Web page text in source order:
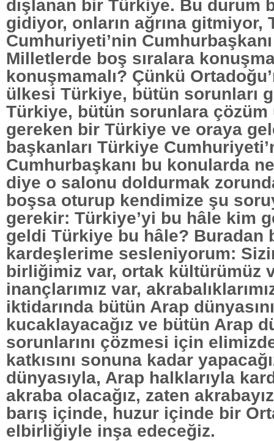
dışlanan bir Türkiye. Bu durum
gidiyor, onların ağrına gitmiyor,
Cumhuriyeti’nin
Milletlerde boş sıralara
konuşmamalı? Çünkü
ülkesi Türkiye, bütün sorunları
Türkiye, bütün sorunlara çözüm
gereken bir Türkiye ve oraya
başkanları Türkiye
Cumhurbaşkanı bu konularda
diye o salonu doldurmak
boşsa oturup kendimize şu
gerekir: Türkiye’yi bu hâle kim
geldi Türkiye bu hâle? Buradan
kardeşlerime sesleniyorum:
birliğimiz var, ortak kültürümüz
inançlarımız var,
iktidarında bütün Arap dünyasını
kucaklayacağız ve bütün Arap
sorunlarını çözmesi için
katkısını sonuna kadar
dünyasıyla, Arap halklarıyla
akraba olacağız, zaten
barış içinde, huzur içinde bir
elbirliğiyle inşa edeceğiz.